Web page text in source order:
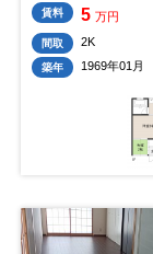
賃料 5 万円
間取 2K
築年 1969年01月